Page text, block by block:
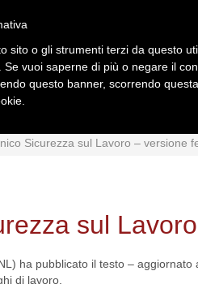
NORMATIVA
Sicurezza sul Lavoro – versione
sul
ha pubblicato il testo –
di lavoro.
sito o gli strumenti terzi da questo
Se vuoi saperne di più o negare il
questo banner, scorrendo